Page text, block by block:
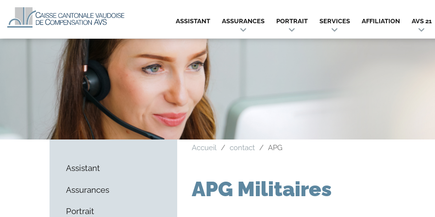
ASSISTANT ASSURANCES PORTRAIT SERVICES AFFILIATION AVS 21
Assistant
Assurances
Portrait
Accueil contact APG
APG Militaires